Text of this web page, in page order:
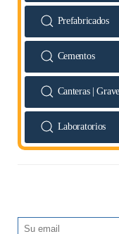
Prefabricados
Cementos
Canteras |
Laboratorios